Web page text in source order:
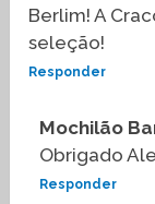
Berlim! A
seleção!
Responder
Mochilão
Obrigado
Responder